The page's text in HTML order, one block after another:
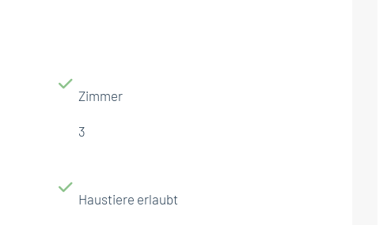
Zimmer
3
Haustiere erlaubt